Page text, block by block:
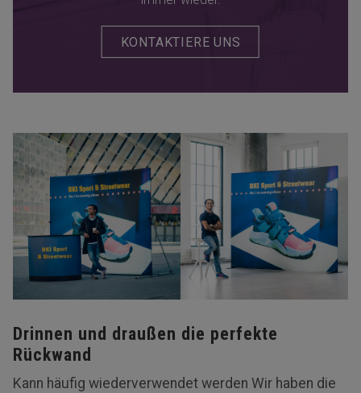
KONTAKTIERE UNS
Drinnen und draußen die perfekte
Rückwand
Kann häufig wiederverwendet werden Wir haben die